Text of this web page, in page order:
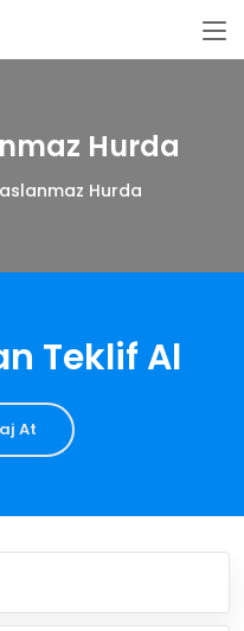
Hurda
Hurda
Teklif Al
At